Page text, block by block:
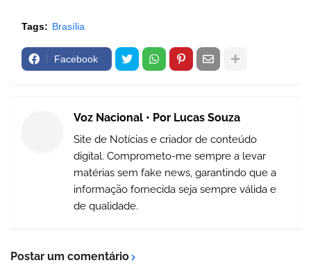
Tags: Brasília
Facebook
Voz Nacional • Por Lucas Souza
Site de Notícias e criador de conteúdo
digital. Comprometo-me sempre a levar
matérias sem fake news, garantindo que a
informação fornecida seja sempre válida e
de qualidade.
Postar um comentário